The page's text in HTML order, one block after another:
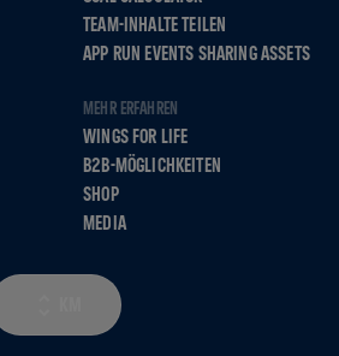
TEAM-INHALTE TEILEN
APP RUN EVENTS SHARING ASSETS
MEHR ERFAHREN
WINGS FOR LIFE
B2B-MÖGLICHKEITEN
SHOP
MEDIA